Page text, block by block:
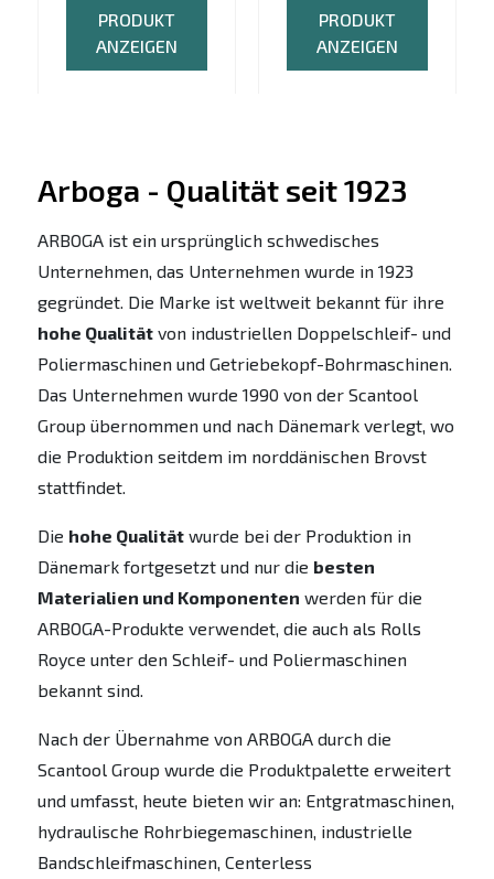
PRODUKT
ANZEIGEN
PRODUKT
ANZEIGEN
Arboga - Qualität seit 1923
ARBOGA ist ein ursprünglich schwedisches
Unternehmen, das Unternehmen wurde in 1923
gegründet. Die Marke ist weltweit bekannt für ihre
hohe Qualitätvon industriellen Doppelschleif- und
Poliermaschinen und Getriebekopf-Bohrmaschinen.
Das Unternehmen wurde 1990 von der Scantool
Group übernommen und nach Dänemark verlegt, wo
die Produktion seitdem im norddänischen Brovst
stattfindet.
Die hohe Qualitätwurde bei der Produktion in
Dänemark fortgesetzt und nur die besten
Materialien und Komponenten werden für die
ARBOGA-Produkte verwendet, die auch als Rolls
Royce unter den Schleif- und Poliermaschinen
bekannt sind.
Nach der Übernahme von ARBOGA durch die
Scantool Group wurde die Produktpalette erweitert
und umfasst, heute bieten wir an: Entgratmaschinen,
hydraulische Rohrbiegemaschinen, industrielle
Bandschleifmaschinen, Centerless